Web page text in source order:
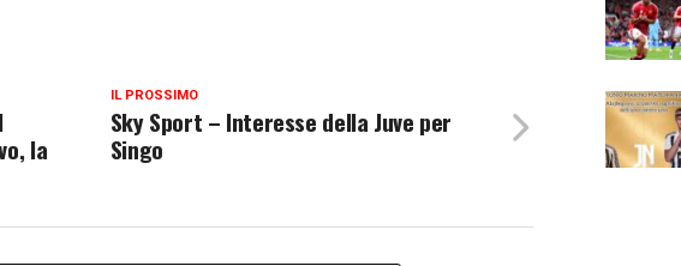
IL PROSSIMO
Sky Sport – Interesse della Juve per
Singo
la